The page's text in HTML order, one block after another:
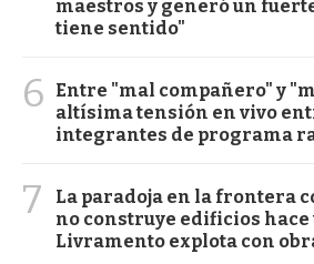
maestros y generó un
tiene sentido"
6
Entre "mal compañero" y
altísima tensión en vivo
integrantes de programa
7
La paradoja en la frontera
no construye edificios hace
Livramento explota con